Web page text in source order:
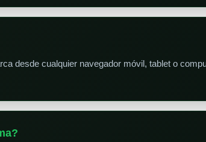
desde cualquier navegador móvil, tablet o